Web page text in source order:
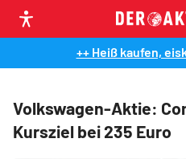
++ Heiß kaufen,
Volkswagen-Aktie:
Kursziel bei 235 Euro